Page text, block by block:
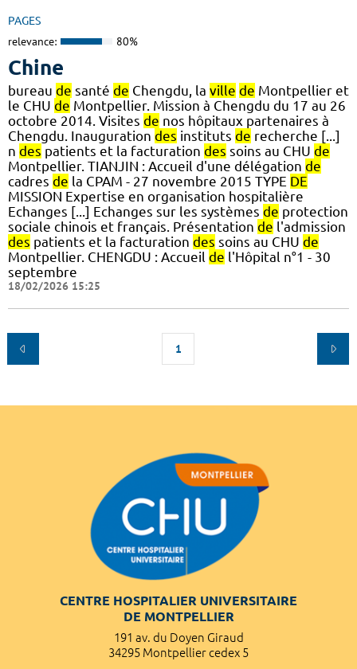
PAGES
relevance: 80%
Chine
bureau de santé de Chengdu, la ville de Montpellier et
le CHU de Montpellier. Mission à Chengdu du 17 au 26
octobre 2014. Visites de nos hôpitaux partenaires à
Chengdu. Inauguration des instituts de recherche [...]
n des patients et la facturation des soins au CHU de
Montpellier. TIANJIN : Accueil d'une délégation de
cadres de la CPAM - 27 novembre 2015 TYPE DE
MISSION Expertise en organisation hospitalière
Echanges [...] Echanges sur les systèmes de protection
sociale chinois et français. Présentation de l'admission
des patients et la facturation des soins au CHU de
Montpellier. CHENGDU : Accueil de l'Hôpital n°1 - 30
septembre
18/02/2026 15:25
1
CENTRE HOSPITALIER UNIVERSITAIRE
DE MONTPELLIER
191 av. du Doyen Giraud
34295 Montpellier cedex 5